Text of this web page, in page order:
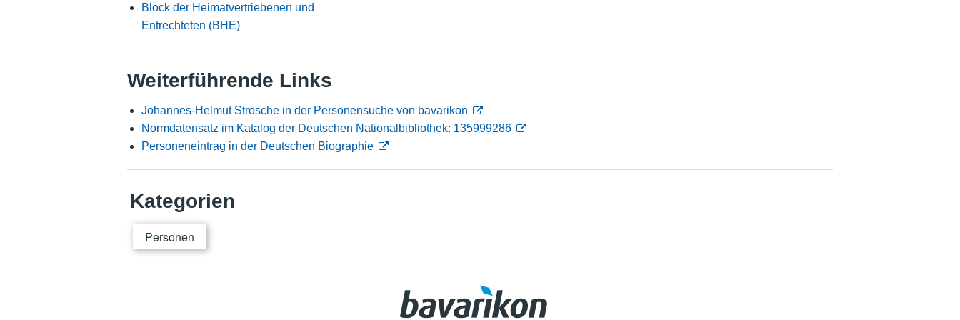
Block der Heimatvertriebenen und
Entrechteten (BHE)
Weiterführende Links
Johannes-Helmut Strosche in der Personensuche von bavarikon
Normdatensatz im Katalog der Deutschen Nationalbibliothek: 135999286
Personeneintrag in der Deutschen Biographie
Kategorien
Personen